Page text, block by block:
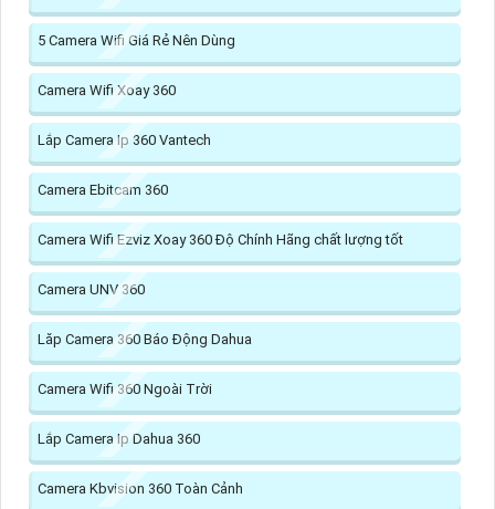
5 Camera Wifi Giá Rẻ Nên Dùng
Camera Wifi Xoay 360
Lắp Camera Ip 360 Vantech
Camera Ebitcam 360
Camera Wifi Ezviz Xoay 360 Độ Chính Hãng chất lượng tốt
Camera UNV 360
Lăp Camera 360 Báo Động Dahua
Camera Wifi 360 Ngoài Trời
Lắp Camera Ip Dahua 360
Camera Kbvision 360 Toàn Cảnh